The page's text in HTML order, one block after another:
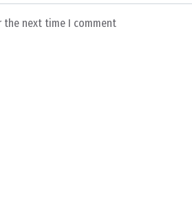
the next time I comment